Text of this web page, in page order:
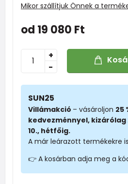
Mikor szállítjuk Önnek a
od 19 080 Ft
-
+
SUN25
Villámakció – vásároljon 25
kedvezménnyel, kizárólag
10., hétfőig.
A már leárazott termékekre
👉 A kosárban adja meg a